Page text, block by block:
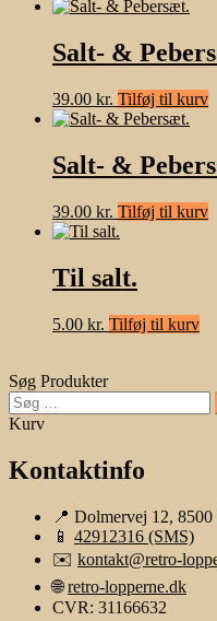
Salt- &
39.00 kr. Tilføj til kurv
Salt- &
39.00 kr. Tilføj til kurv
Til salt.
5.00 kr. Tilføj til kurv
Søg Produkter
Søg
efter:
Kurv
Kontaktinfo
📍 Dolmervej 12, 8500
📱 42912316 (SMS)
✉️ kontakt@retro-
🌐retro-lopperne.dk
CVR: 31166632